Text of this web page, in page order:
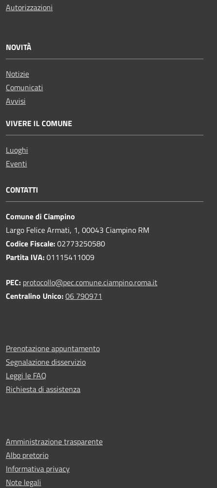
Autorizzazioni
NOVITÀ
Notizie
Comunicati
Avvisi
VIVERE IL COMUNE
Luoghi
Eventi
CONTATTI
Comune di Ciampino
Largo Felice Armati, 1, 00043 Ciampino RM
Codice Fiscale:02773250580
Partita IVA:01115411009
PEC: protocollo@pec.comune.ciampino.roma.it
Centralino Unico:06 790971
Prenotazione appuntamento
Segnalazione disservizio
Leggi le FAQ
Richiesta di assistenza
Amministrazione trasparente
Albo pretorio
Informativa privacy
Note legali